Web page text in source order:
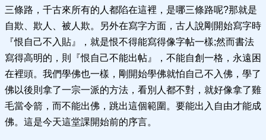
三條路，千古來所有的人都陷在這裡，是哪三條路呢?那就是
自欺、欺人、被人欺。另外在寫字方面，古人說剛開始寫字時
『恨自己不入貼』，就是恨不得能寫得像字帖一樣;然而書法
寫得高明的，則『恨自己不能出帖』，不能自創一格，永遠困
在裡頭。我們學佛也一樣，剛開始學佛就怕自己不入佛，學了
佛以後則拿了一宗一派的方法，看別人都不對，就好像拿了雞
毛當令箭，而不能出佛，跳出這個範圍。要能出入自由才能成
佛。這是今天這堂課開始前的序言。